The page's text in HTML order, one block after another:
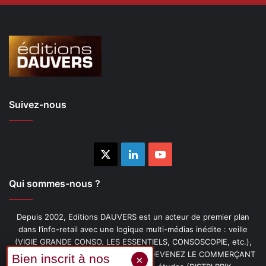
Suivez-nous
LinkedinYouTube
Qui sommes-nous ?
Depuis 2002, Editions DAUVERS est un acteur de premier plan
dans l’info-retail avec une logique multi-médias inédite : veille
(VIGIE GRANDE CONSO, LES ESSENTIELS, CONSOSCOPIE, etc.),
livres (PENSER-CLIENT, IMAGE-PRIX, DEVENEZ LE COMMERÇANT